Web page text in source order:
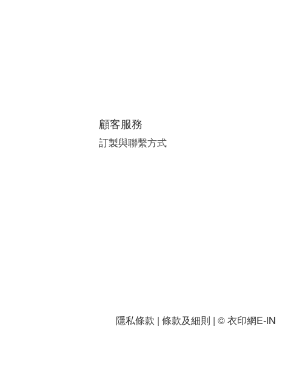
顧客服務
訂製與聯繫方式
隱私條款 | 條款及細則 | © 衣印網E-IN